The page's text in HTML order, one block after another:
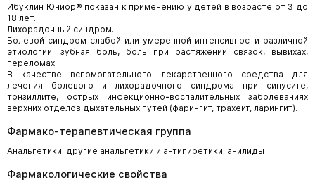
Ибуклин Юниор® показан к применению у детей в возрасте от 3 до
18 лет.
Лихорадочный синдром.
Болевой синдром слабой или умеренной интенсивности различной
этиологии: зубная боль, боль при растяжении связок, вывихах,
переломах.
В качестве вспомогательного лекарственного средства для
лечения болевого и лихорадочного синдрома при синусите,
тонзиллите, острых инфекционно-воспалительных заболеваниях
верхних отделов дыхательных путей (фарингит, трахеит, ларингит).
Фармако-терапевтическая группа
Анальгетики; другие анальгетики и антипиретики; анилиды
Фармакологические свойства